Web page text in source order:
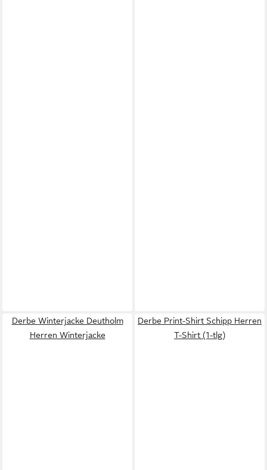
Derbe Winterjacke Deutholm
Herren Winterjacke
Derbe Print-Shirt Schipp Herren
T-Shirt (1-tlg)